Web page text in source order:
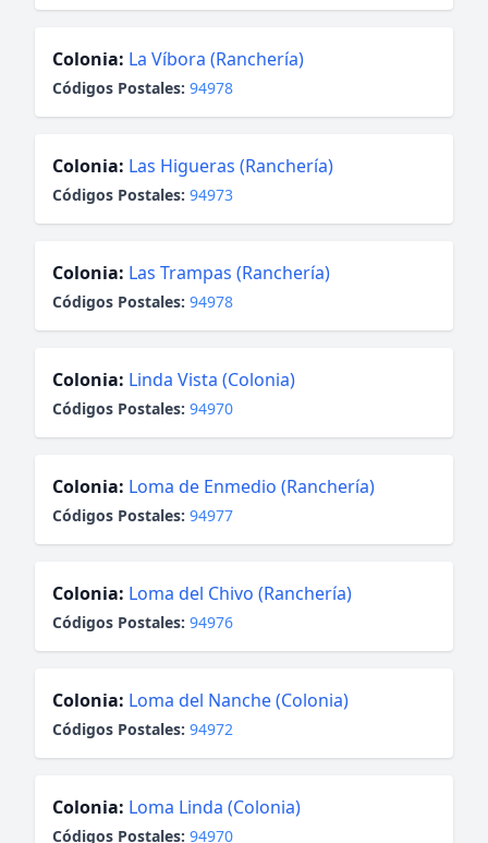
Colonia: La Víbora (Ranchería)
Códigos Postales: 94978
Colonia: Las Higueras (Ranchería)
Códigos Postales: 94973
Colonia: Las Trampas (Ranchería)
Códigos Postales: 94978
Colonia: Linda Vista (Colonia)
Códigos Postales: 94970
Colonia: Loma de Enmedio (Ranchería)
Códigos Postales: 94977
Colonia: Loma del Chivo (Ranchería)
Códigos Postales: 94976
Colonia: Loma del Nanche (Colonia)
Códigos Postales: 94972
Colonia: Loma Linda (Colonia)
Códigos Postales: 94970